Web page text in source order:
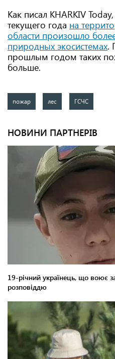
Как писал KHARKIV
текущего года на
области произошло
природных экосистемах.
прошлым годом таких
больше.
пожар лес ГСЧС